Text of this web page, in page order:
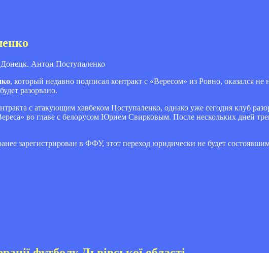
Антон Поступаленко
, который недавно подписал контракт с «Вересом» из Ровно, оказался
разорвано.
с атакующим хавбеком Поступаленко, однако уже сегодня клуб
во главе с белорусом Юрием Свирковым. После нескольких дней
зарегистрирован в ФФУ, этот переход юридически не будет